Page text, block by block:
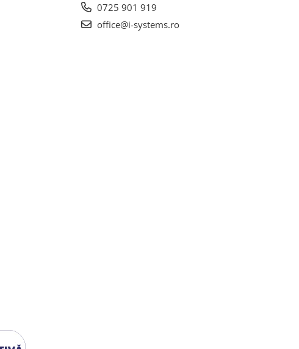
0725 901 919
office@i-systems.ro